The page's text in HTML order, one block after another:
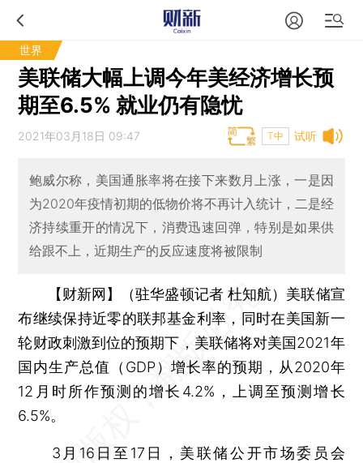
世界
美联储大幅上调今年美经济增长预
期至6.5% 就业仍有隐忧
试听
2021年03月18日 09:47 T中
鲍威尔称，美国通胀率将在接下来数月上涨，一是因
为2020年疫情初期的低物价将不再计入统计，二是经
济持续重开的情况下，消费迅速回弹，特别是如果供
给跟不上，近期生产的反应速度将被限制
【财新网】（驻华盛顿记者 杜知航） 美联储宣
布继续保持近零的联邦基金利率，同时在美国新一
轮财政刺激到位的预期下，美联储将对美国2021年
国内生产总值（GDP）增长率的预期，从2020年
12月时所作预测的增长4.2%，上调至预测增长
6.5%。
3月16日至17日，美联储公开市场委员会